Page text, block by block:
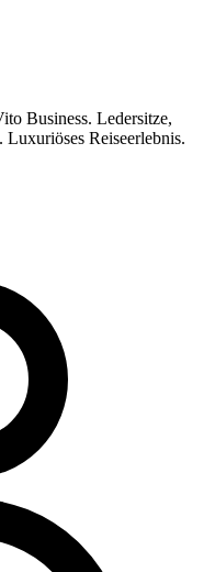
Business. Ledersitze,
Reiseerlebnis.